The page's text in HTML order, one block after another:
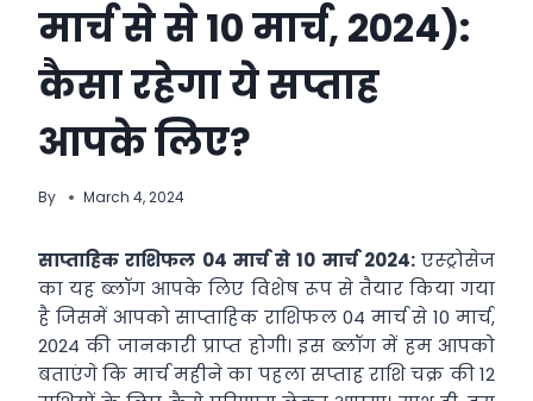
मार्च से से 10 मार्च, 2024):
कैसा रहेगा ये सप्ताह
आपके लिए?
By March 4, 2024
साप्ताहिक राशिफल 04 मार्च से 10 मार्च 2024: एस्ट्रोसेज
का यह ब्लॉग आपके लिए विशेष रूप से तैयार किया गया
है जिसमें आपको साप्ताहिक राशिफल 04 मार्च से 10 मार्च,
2024 की जानकारी प्राप्त होगी। इस ब्लॉग में हम आपको
बताएंगे कि मार्च महीने का पहला सप्ताह राशि चक्र की 12